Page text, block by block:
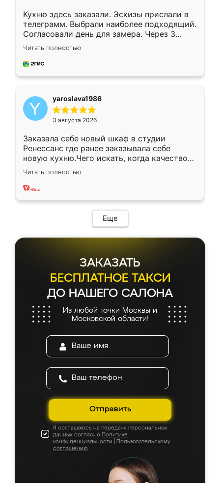
Кухню здесь заказали. Эскизы прислали в
телеграмм. Выбрали наиболее подходящий.
Согласовали день для замера. Через 3
недели кухня была уже готова. Остались
довольны работой. Спасибо Ренессанс
мебель за качественную работу!
Читать полностью
yaroslava1986
3 августа 2026
Заказала себе новый шкаф в студии
Ренессанс где ранее заказывала себе
новую кухню.Чего искать, когда качеством
вполне довольна. Служит кухня уже почти
два года, нареканий нет.
Читать полностью
Еще
ЗАКАЗАТЬ
БЕСПЛАТНОЕ ТАКСИ
ДО НАШЕГО САЛОНА
Из любой точки Москвы и
Московской области!
Отправить
Я соглашаюсь на передачу персональных
данных согласно Политике
конфиденциальности
Пользовательскому
соглашению